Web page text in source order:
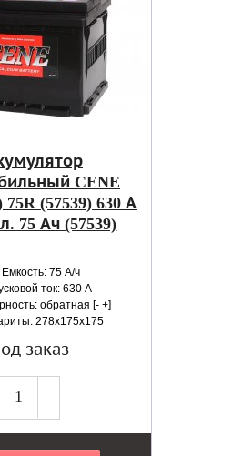
CENE
(57539) 630 А
75 Ач (57539)
Емкость: 75 А/ч
ток: 630 А
обратная [- +]
278x175x175
заказ